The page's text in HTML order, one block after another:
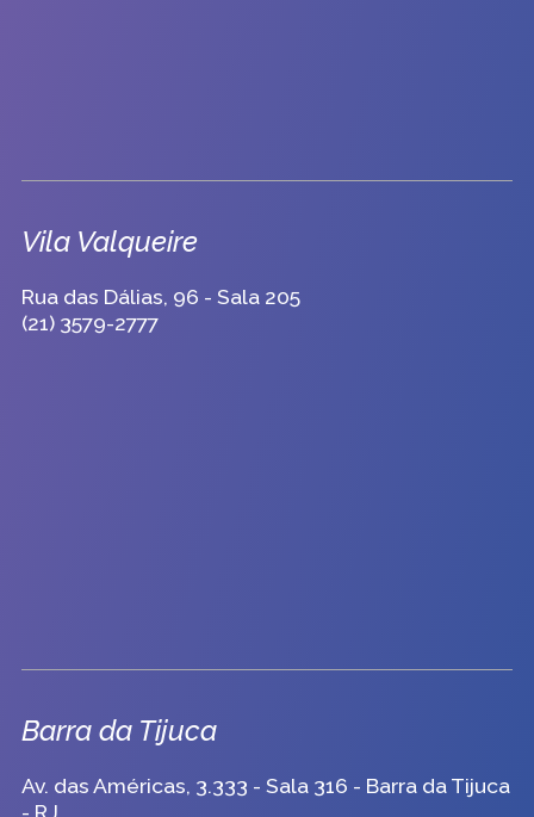
Vila Valqueire
Rua das Dálias, 96 - Sala 205
(21) 3579-2777
Barra da Tijuca
Av. das Américas, 3.333 - Sala 316 - Barra da Tijuca
- RJ